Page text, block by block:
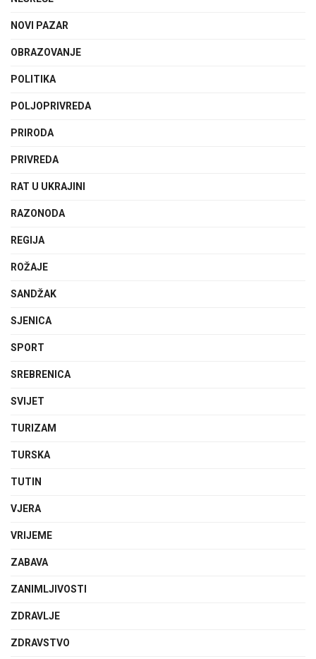
NOVI PAZAR
OBRAZOVANJE
POLITIKA
POLJOPRIVREDA
PRIRODA
PRIVREDA
RAT U UKRAJINI
RAZONODA
REGIJA
ROŽAJE
SANDŽAK
SJENICA
SPORT
SREBRENICA
SVIJET
TURIZAM
TURSKA
TUTIN
VJERA
VRIJEME
ZABAVA
ZANIMLJIVOSTI
ZDRAVLJE
ZDRAVSTVO